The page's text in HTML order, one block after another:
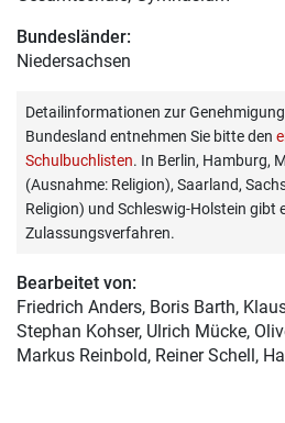
Bundesländer:
Niedersachsen
Detailinformationen zur
Bundesland entnehmen Sie bitte den
Schulbuchlisten. In Berlin, Hamburg,
(Ausnahme: Religion), Saarland,
Religion) und Schleswig-Holstein gibt
Zulassungsverfahren.
Bearbeitet von:
Friedrich Anders, Boris Barth,
Stephan Kohser, Ulrich Mücke,
Markus Reinbold, Reiner Schell,